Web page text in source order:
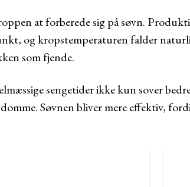
at forberede sig på søvn.
og kropstemperaturen falder
som fjende.
sengetider ikke kun sover
Søvnen bliver mere effektiv,